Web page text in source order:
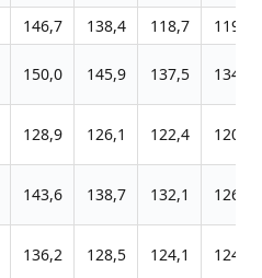
146,7 138,4 118,7
119,2
150,0 145,9 137,5 134,4
128,9 126,1 122,4 120,7
143,6 138,7 132,1 126,8
136,2 128,5 124,1 124,9